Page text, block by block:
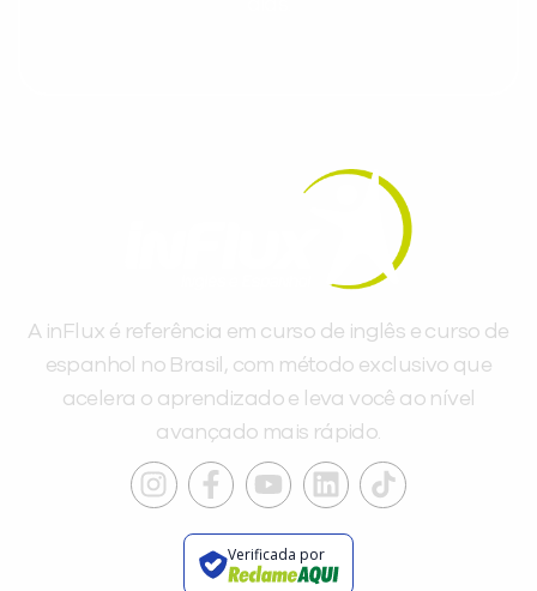
A inFlux é referência em curso de inglês e curso de
espanhol no Brasil, com método exclusivo que
acelera o aprendizado e leva você ao nível
avançado mais rápido.
Verificada por